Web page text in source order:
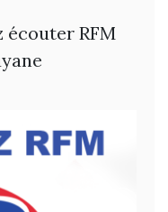
écouter RFM